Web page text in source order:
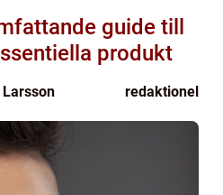
guide till
produkt
redaktionel